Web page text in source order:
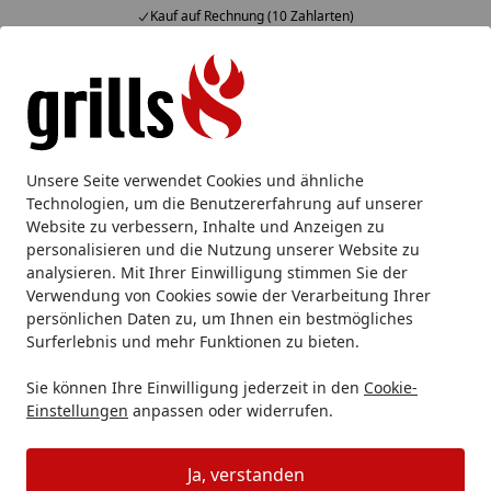
Unsere Seite verwendet Cookies und ähnliche
Technologien, um die Benutzererfahrung auf unserer
Website zu verbessern, Inhalte und Anzeigen zu
personalisieren und die Nutzung unserer Website zu
analysieren. Mit Ihrer Einwilligung stimmen Sie der
Verwendung von Cookies sowie der Verarbeitung Ihrer
persönlichen Daten zu, um Ihnen ein bestmögliches
Surferlebnis und mehr Funktionen zu bieten.
Sie können Ihre Einwilligung jederzeit in den Cookie-
Einstellungen anpassen oder widerrufen.
Ja, verstanden
Kauf auf Rechnung (10 Zahlarten)
Alle Produkte
Mein Konto
Suchen
Startseite
Pizzaofen & Zubehör Pizza Zubehör Pizzaschieber
Pizzaschieber
Ihre Artikelübersicht
Kategorien
Filter / Sortierung
35 Artikel gefunden